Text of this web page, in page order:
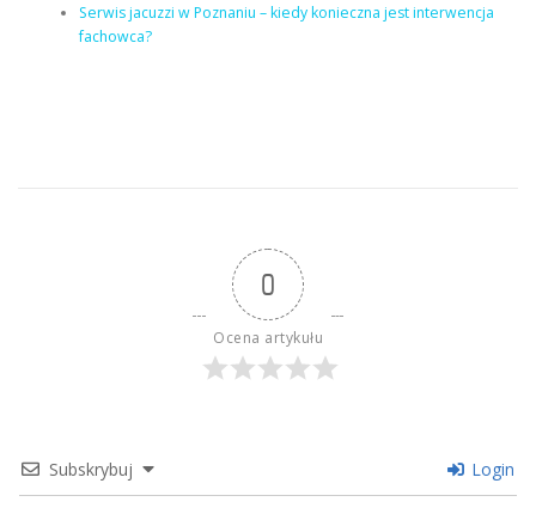
Serwis jacuzzi w Poznaniu – kiedy konieczna jest interwencja
fachowca?
0
Ocena artykułu
Subskrybuj Login